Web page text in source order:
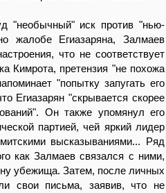
"необычный" иск против "нью-
жалобе Егиазаряна, Залмаев
что не соответствует
Кимрота, претензия "не похожа
"попытку запугать его
Егиазарян "скрывается скорее
Он также упомянул его
партией, чей яркий лидер
высказываниями... Ряд
как Залмаев связался с ними,
убежища. Затем, после личных
свои письма, заявив, что не